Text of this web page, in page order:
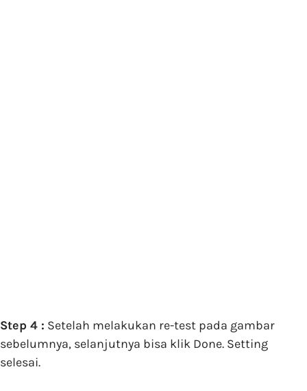
Step 4 : Setelah melakukan re-test pada gambar
sebelumnya, selanjutnya bisa klik Done. Setting
selesai.